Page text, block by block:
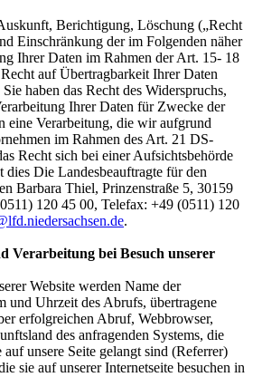
Berichtigung, Löschung („Recht
Einschränkung der im Folgenden näher
Ihrer Daten im Rahmen der Art. 15- 18
auf Übertragbarkeit Ihrer Daten
haben das Recht des Widerspruchs,
Ihrer Daten für Zwecke der
eine Verarbeitung, die wir aufgrund
im Rahmen des Art. 21 DS-
Recht sich bei einer Aufsichtsbehörde
dies Die Landesbeauftragte für den
Barbara Thiel, Prinzenstraße 5, 30159
120 45 00, Telefax: +49 (0511) 120
.
Verarbeitung bei Besuch unserer
Website werden Name der
und Uhrzeit des Abrufs, übertragene
erfolgreichen Abruf, Webbrowser,
des anfragenden Systems, die
auf unsere Seite gelangt sind (Referrer)
sie auf unserer Internetseite besuchen in